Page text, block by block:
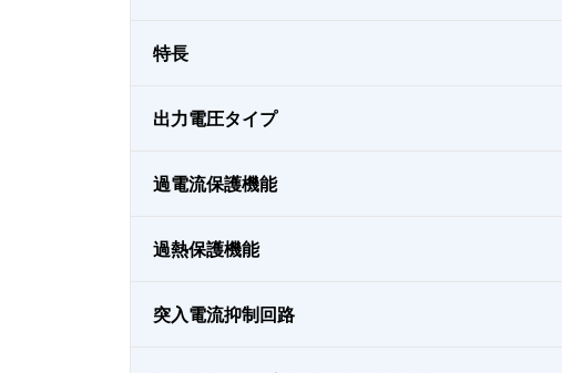
特長
出力電圧タイプ
過電流保護機能
過熱保護機能
突入電流抑制回路